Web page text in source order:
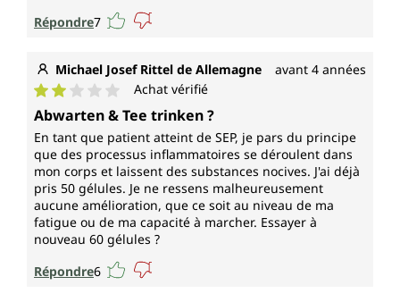
Répondre7
Michael Josef Rittel de Allemagne avant 4 années
Note moyenne de 2 sur 5 étoiles
Achat vérifié
Abwarten & Tee trinken ?
En tant que patient atteint de SEP, je pars du principe
que des processus inflammatoires se déroulent dans
mon corps et laissent des substances nocives. J'ai déjà
pris 50 gélules. Je ne ressens malheureusement
aucune amélioration, que ce soit au niveau de ma
fatigue ou de ma capacité à marcher. Essayer à
nouveau 60 gélules ?
Répondre6